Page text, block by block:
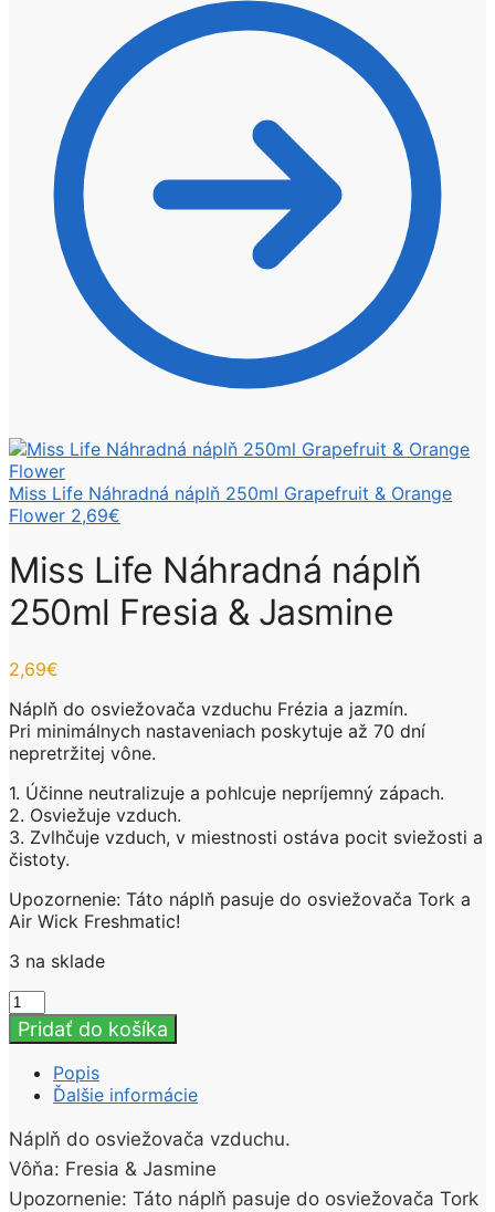
Miss Life Náhradná náplň 250ml Grapefruit & Orange
Flower 2,69€
Miss Life Náhradná náplň
250ml Fresia & Jasmine
2,69€
Náplň do osviežovača vzduchu Frézia a jazmín.
Pri minimálnych nastaveniach poskytuje až 70 dní
nepretržitej vône.
1. Účinne neutralizuje a pohlcuje nepríjemný zápach.
2. Osviežuje vzduch.
3. Zvlhčuje vzduch, v miestnosti ostáva pocit sviežosti a
čistoty.
Upozornenie: Táto náplň pasuje do osviežovača Tork a
Air Wick Freshmatic!
3 na sklade
množstvo
Miss
Life
Náhradná
250ml
Fresia
Jasmine
Pridať do košíka
Popis
Ďalšie informácie
Náplň do osviežovača vzduchu.
Vôňa: Fresia & Jasmine
Upozornenie: Táto náplň pasuje do osviežovača Tork